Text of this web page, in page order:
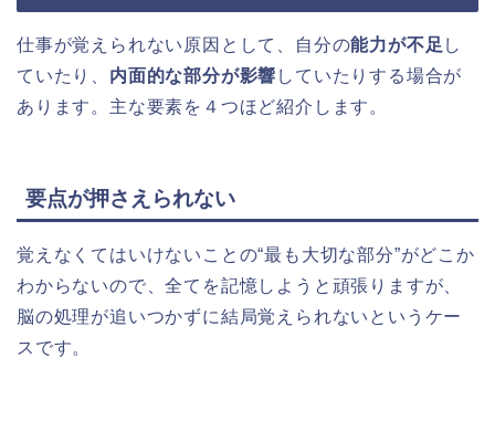
仕事が覚えられない原因として、自分の能力が不足し
ていたり、 内面的な部分が影響 していたりする場合が
あります。主な要素を４つほど紹介します。
要点が押さえられない
覚えなくてはいけないことの“最も大切な部分”がどこか
わからないので、全てを記憶しようと頑張りますが、
脳の処理が追いつかずに結局覚えられないというケー
スです。